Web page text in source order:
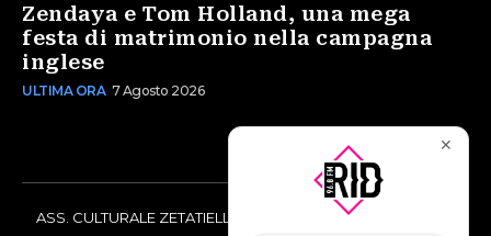
Zendaya e Tom Holland, una mega
festa di matrimonio nella campagna
inglese
ULTIMA ORA 7 Agosto 2026
ASS. CULTURALE ZETATIELLE OFF via Vittorio Amedeo II, 21 -
✕